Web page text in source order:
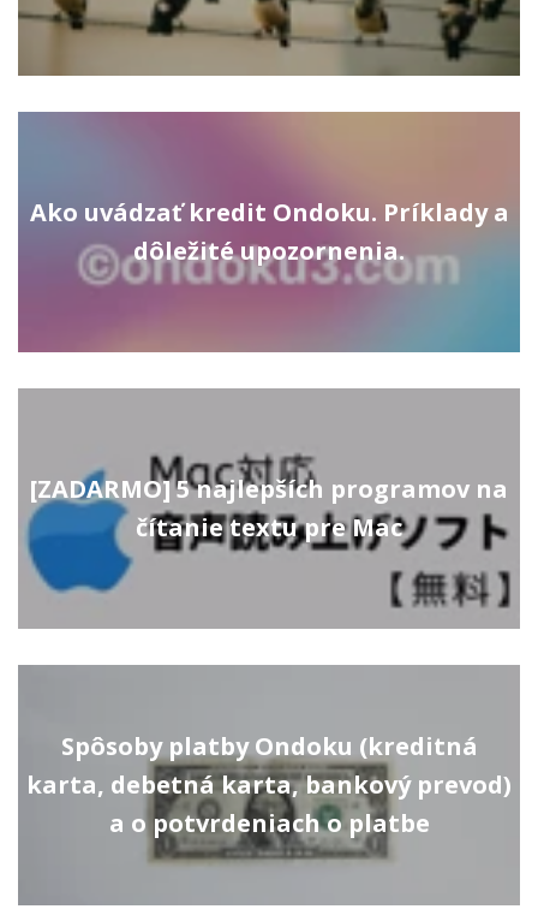
Ako uvádzať kredit Ondoku. Príklady a
dôležité upozornenia.
[ZADARMO] 5 najlepších programov na
čítanie textu pre Mac
Spôsoby platby Ondoku (kreditná
karta, debetná karta, bankový prevod)
a o potvrdeniach o platbe